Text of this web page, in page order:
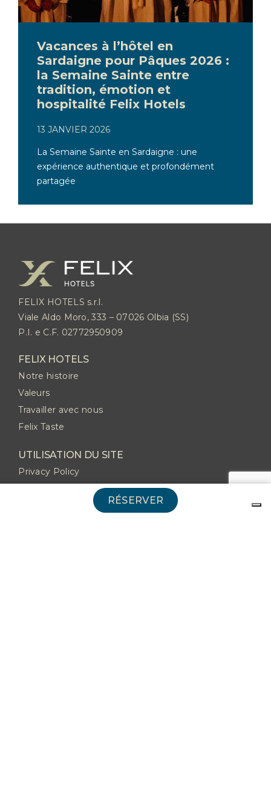
RÉSERVER
Vacances à l’hôtel en
Sardaigne pour Pâques 2026 :
la Semaine Sainte entre
tradition, émotion et
hospitalité Felix Hotels
13 JANVIER 2026
La Semaine Sainte en Sardaigne : une
expérience authentique et profondément
partagée
FELIX HOTELS s.r.l.
Viale Aldo Moro, 333 – 07026 Olbia (SS)
P.I. e C.F. 02772950909
FELIX HOTELS
Notre histoire
Valeurs
Travailler avec nous
Felix Taste
UTILISATION DU SITE
Privacy Policy